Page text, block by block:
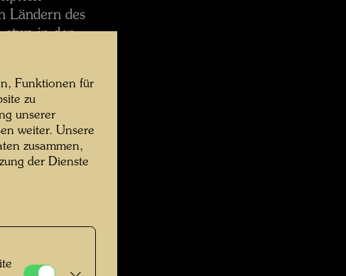
Ländern des
etwa in den
Er erahnte
für die
bekommen.
die
im
Kleinigkeiten
und
Funktionen für
zu
unserer
weiter. Unsere
zusammen,
der Dienste